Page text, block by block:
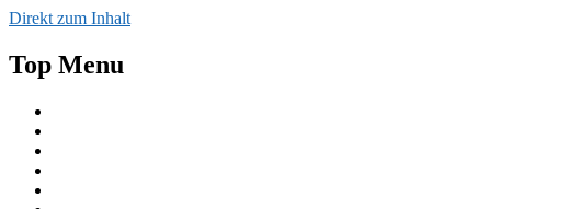
Direkt zum Inhalt
Top Menu